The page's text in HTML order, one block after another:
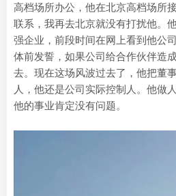
高档场所办公，他在北京高档场所
联系，我再去北京就没有打扰他。
强企业，前段时间在网上看到他公
体前发誓，如果公司给合作伙伴造
去。现在这场风波过去了，他把董
人，他还是公司实际控制人。他做
他的事业肯定没有问题。